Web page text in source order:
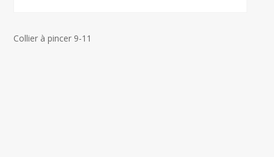
Collier à pincer 9-11